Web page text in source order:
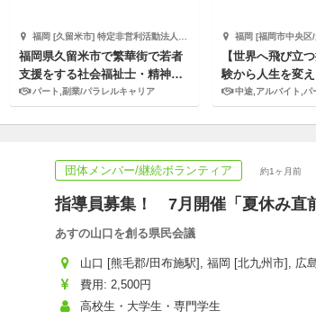
福岡 [久留米市] 特定非営利活動法人あいむ
福岡県久留米市で繁華街で若者
支援をする社会福祉士・精神保
健福祉士を募集！
パート,副業/パラレルキャリア
福岡 [福岡市中央区/天神駅 徒歩1分]
【世界へ飛び立
験から人生を変
のPRスタッフ！
中途,アルバイト,パート,
団体メンバー/継続ボランティア 約1ヶ月前
指導員募集！ 7月開催「夏休み直
あすの山口を創る県民会議
山口 [熊毛郡/田布施駅], 福岡 [北九州市], 広
費用: 2,500円
高校生・大学生・専門学生